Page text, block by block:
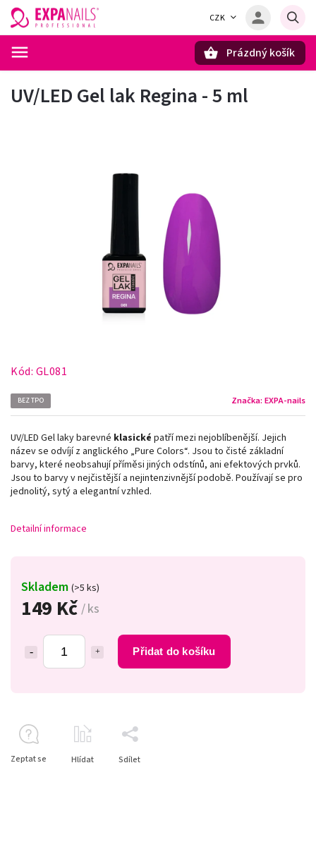
CZK
Prázdný košík
UV/LED Gel lak Regina - 5 ml
Kód: GL081
BEZ TPO Značka: EXPA-nails
149 Kč / ks
Přidat do košíku
Skladem (>5 ks)
UV/LED Gel laky barevné klasické patří mezi nejoblíbenější. Jejich
název se odvíjí z anglického „Pure Colors“. Jsou to čisté základní
barvy, které neobsahují příměsi jiných odstínů, ani efektových prvků.
Jsou to barvy v nejčistější a nejintenzivnější podobě. Používají se pro
jednolitý, sytý a elegantní vzhled.
Detailní informace
Zeptat se Hlídat Sdílet